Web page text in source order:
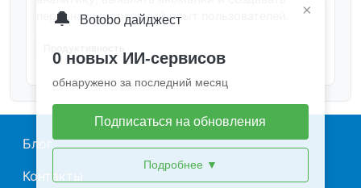
персонализированный опыт пользователей.
Main navigation
Блог
Контакты
×
🔔 Botobo дайджест
0 новых ИИ-сервисов
обнаружено за последний месяц
Подписаться на обновления
Подробнее ▼